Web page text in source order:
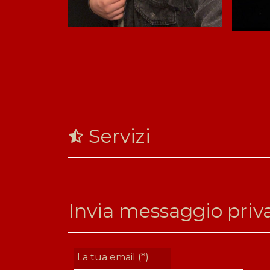
Servizi
Invia messaggio
La tua email (*)